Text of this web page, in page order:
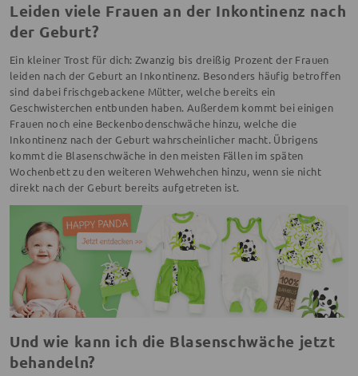
Leiden viele Frauen an der Inkontinenz nach
der Geburt?
Ein kleiner Trost für dich: Zwanzig bis dreißig Prozent der Frauen
leiden nach der Geburt an Inkontinenz. Besonders häufig betroffen
sind dabei frischgebackene Mütter, welche bereits ein
Geschwisterchen entbunden haben. Außerdem kommt bei einigen
Frauen noch eine Beckenbodenschwäche hinzu, welche die
Inkontinenz nach der Geburt wahrscheinlicher macht. Übrigens
kommt die Blasenschwäche in den meisten Fällen im späten
Wochenbett zu den weiteren Wehwehchen hinzu, wenn sie nicht
direkt nach der Geburt bereits aufgetreten ist.
Und wie kann ich die Blasenschwäche jetzt
behandeln?